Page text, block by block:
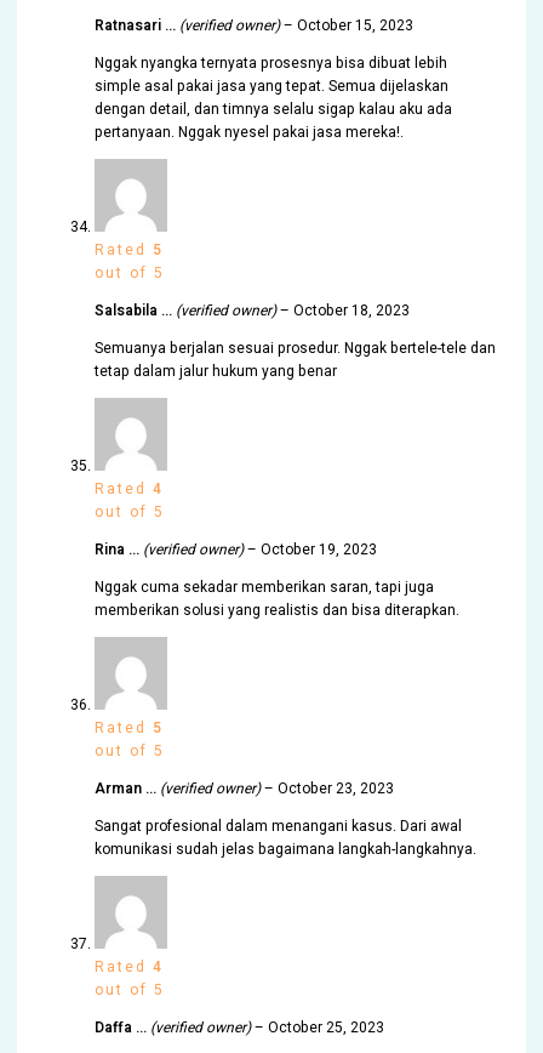
Ratnasari … (verified owner)– October 15, 2023
Nggak nyangka ternyata prosesnya bisa dibuat lebih
simple asal pakai jasa yang tepat. Semua dijelaskan
dengan detail, dan timnya selalu sigap kalau aku ada
pertanyaan. Nggak nyesel pakai jasa mereka!.
Rated 5
out of 5
Salsabila … (verified owner)– October 18, 2023
Semuanya berjalan sesuai prosedur. Nggak bertele-tele dan
tetap dalam jalur hukum yang benar
Rated4
out of 5
Rina … (verified owner)– October 19, 2023
Nggak cuma sekadar memberikan saran, tapi juga
memberikan solusi yang realistis dan bisa diterapkan.
Rated 5
out of 5
Arman … (verified owner)– October 23, 2023
Sangat profesional dalam menangani kasus. Dari awal
komunikasi sudah jelas bagaimana langkah-langkahnya.
Rated4
out of 5
Daffa … (verified owner)– October 25, 2023